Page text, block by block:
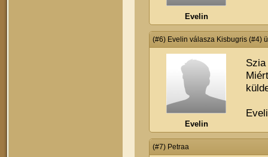
Evelin
(#6) Evelin válasza Kisbugris (#4)
Evelin
(#7) Petraa